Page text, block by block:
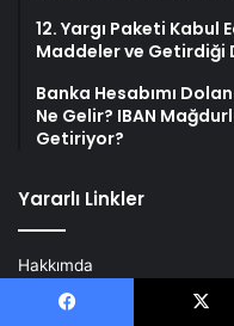
12. Yargı Paketi Kabul
Maddeler ve Getirdiği
Banka Hesabımı
Ne Gelir? IBAN
Getiriyor?
Yararlı Linkler
Hakkımda
İletişim